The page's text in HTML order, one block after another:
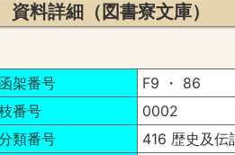
資料詳細（図書寮文庫）
函架番号
F9 ・ 86
番号
0002
類番号
416 歴史及